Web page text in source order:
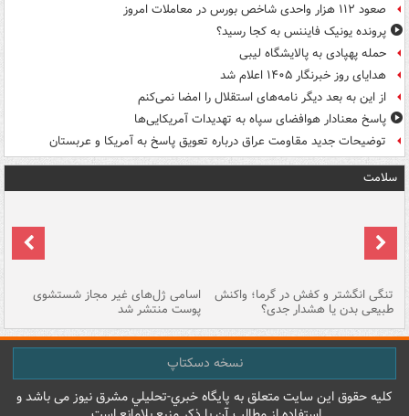
صعود ۱۱۲ هزار واحدی شاخص بورس در معاملات امروز
پرونده یونیک فایننس به کجا رسید؟
حمله پهپادی به پالایشگاه لیبی
هدایای روز خبرنگار ۱۴۰۵ اعلام شد
از این به بعد دیگر نامه‌های استقلال را امضا نمی‌کنم
پاسخ معنادار هوافضای سپاه به تهدیدات آمریکایی‌ها
توضیحات جدید مقاومت عراق درباره تعویق پاسخ به آمریکا و عربستان
سلامت
تنگی انگشتر و کفش در گرما؛ واکنش
طبیعی بدن یا هشدار جدی؟
اسامی ژل‌های غیر مجاز شستشوی
پوست منتشر شد
نسخه دسکتاپ
کليه حقوق اين سايت متعلق به پایگاه خبري-تحليلي مشرق نيوز می باشد و